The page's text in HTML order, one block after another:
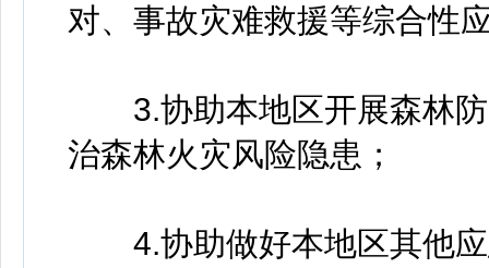
对、事故灾难救援等综合性
3.协助本地区开展森林防
治森林火灾风险隐患；
4.协助做好本地区其他应